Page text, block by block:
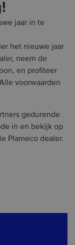
jaar in te
het nieuwe jaar
neem de
en profiteer
voorwaarden
gedurende
in en bekijk op
Plameco dealer.